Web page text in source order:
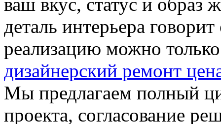
деталь интерьера
реализацию можно
дизайнерский ремонт
Мы предлагаем полный
проекта, согласование